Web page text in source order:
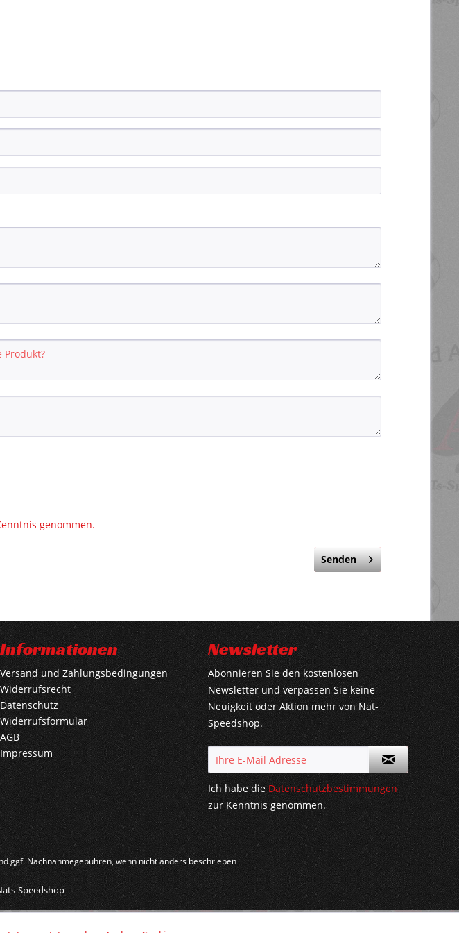
genommen.
Senden
Informationen
Versand und Zahlungsbedingungen
Widerrufsrecht
Datenschutz
Widerrufsformular
AGB
Impressum
Newsletter
Abonnieren Sie den kostenlosen
Newsletter und verpassen Sie keine
Neuigkeit oder Aktion mehr von Nat-
Speedshop.
Ich habe dieDatenschutzbestimmungen
zur Kenntnis genommen.
ggf. Nachnahmegebühren, wenn nicht anders beschrieben
Speedshop